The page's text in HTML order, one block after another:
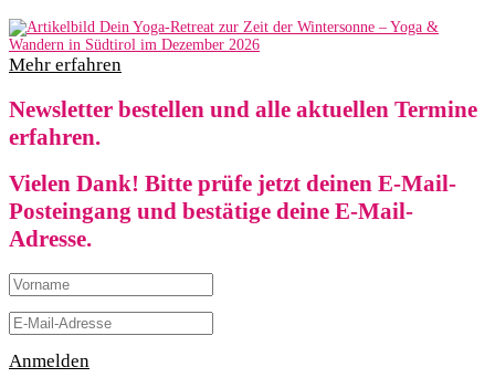
Mehr erfahren
Newsletter bestellen und alle aktuellen Termine
erfahren.
Vielen Dank! Bitte prüfe jetzt deinen E-Mail-
Posteingang und bestätige deine E-Mail-
Adresse.
Anmelden